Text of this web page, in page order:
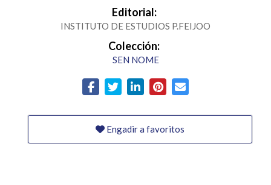
Editorial:
INSTITUTO DE ESTUDIOS P.FEIJOO
Colección:
SEN NOME
Engadir a favoritos